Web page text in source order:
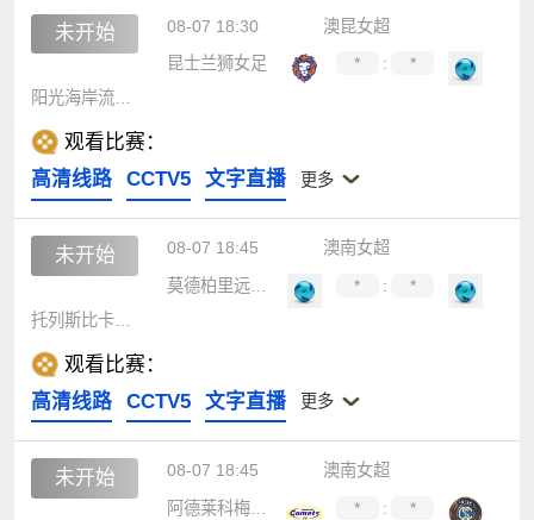
未开始 08-07 18:30
澳昆女超
昆士兰狮女足
* :
*
观看比赛：
高清线路
CCTV5 文字直播 更多
未开始 08-07 18:45
澳南女超
莫德柏里远望女足
* :
*
观看比赛：
高清线路
CCTV5 文字直播 更多
未开始 08-07 18:45
澳南女超
阿德莱科梅兹女足
* :
*